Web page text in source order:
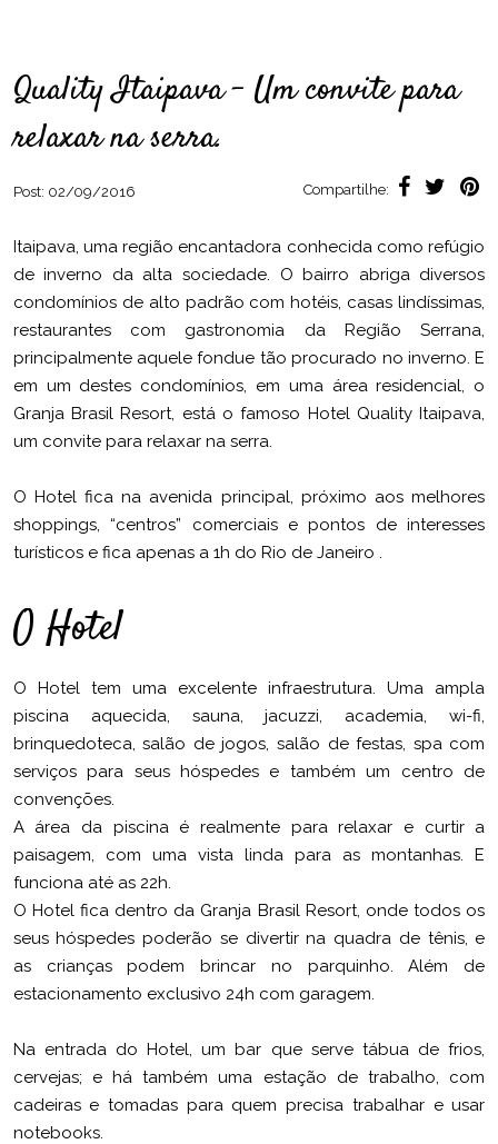
Quality Itaipava – Um convite para
relaxar na serra.
Post: 02/09/2016 Compartilhe:
Itaipava, uma região encantadora conhecida como refúgio
de inverno da alta sociedade. O bairro abriga diversos
condomínios de alto padrão com hotéis, casas lindíssimas,
restaurantes com gastronomia da Região Serrana,
principalmente aquele fondue tão procurado no inverno. E
em um destes condomínios, em uma área residencial, o
Granja Brasil Resort, está o famoso Hotel Quality Itaipava,
um convite para relaxar na serra.
O Hotel fica na avenida principal, próximo aos melhores
shoppings, “centros” comerciais e pontos de interesses
turísticos e fica apenas a 1h do Rio de Janeiro .
O Hotel
O Hotel tem uma excelente infraestrutura. Uma ampla
piscina aquecida, sauna, jacuzzi, academia, wi-fi,
brinquedoteca, salão de jogos, salão de festas, spa com
serviços para seus hóspedes e também um centro de
convenções.
A área da piscina é realmente para relaxar e curtir a
paisagem, com uma vista linda para as montanhas. E
funciona até as 22h.
O Hotel fica dentro da Granja Brasil Resort, onde todos os
seus hóspedes poderão se divertir na quadra de tênis, e
as crianças podem brincar no parquinho. Além de
estacionamento exclusivo 24h com garagem.
Na entrada do Hotel, um bar que serve tábua de frios,
cervejas; e há também uma estação de trabalho, com
cadeiras e tomadas para quem precisa trabalhar e usar
notebooks.